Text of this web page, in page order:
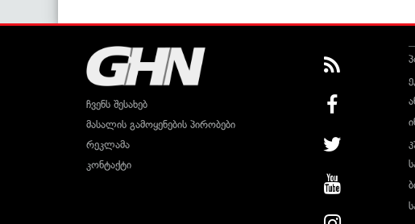
ჩვენს შესახებ
მასალის გამოყენების პირობები
რეკლამა
კონტაქტი